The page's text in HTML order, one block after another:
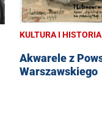
KULTURA I HISTORIA
Akwarele z
Warszawskiego